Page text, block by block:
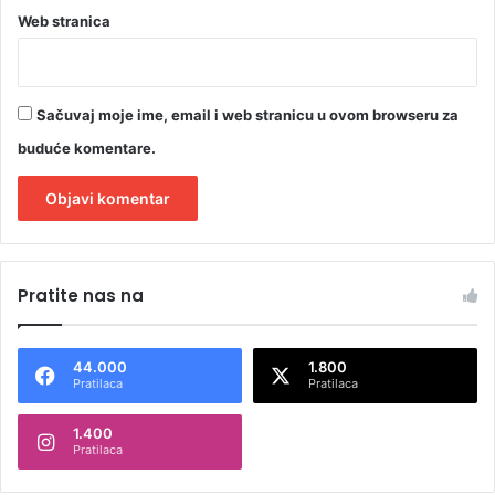
Web stranica
Sačuvaj moje ime, email i web stranicu u ovom browseru za
buduće komentare.
t
n
t
Pratite nas na
44.000
Pratilaca
1.800
Pratilaca
1.400
Pratilaca